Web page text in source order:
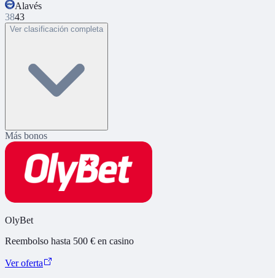
Alavés
3843
Ver clasificación completa
Más bonos
OlyBet
Reembolso hasta 500 € en casino
Ver oferta